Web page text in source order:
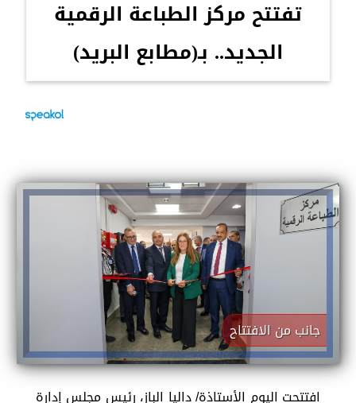
تفتتح مركز الطباعة الرقمية
الجديد.. بـ(مطابع البريد)
جانب من الافتتاح
افتتحت اليوم الأستاذة/ داليا الباز، رئيس مجلس إدارة